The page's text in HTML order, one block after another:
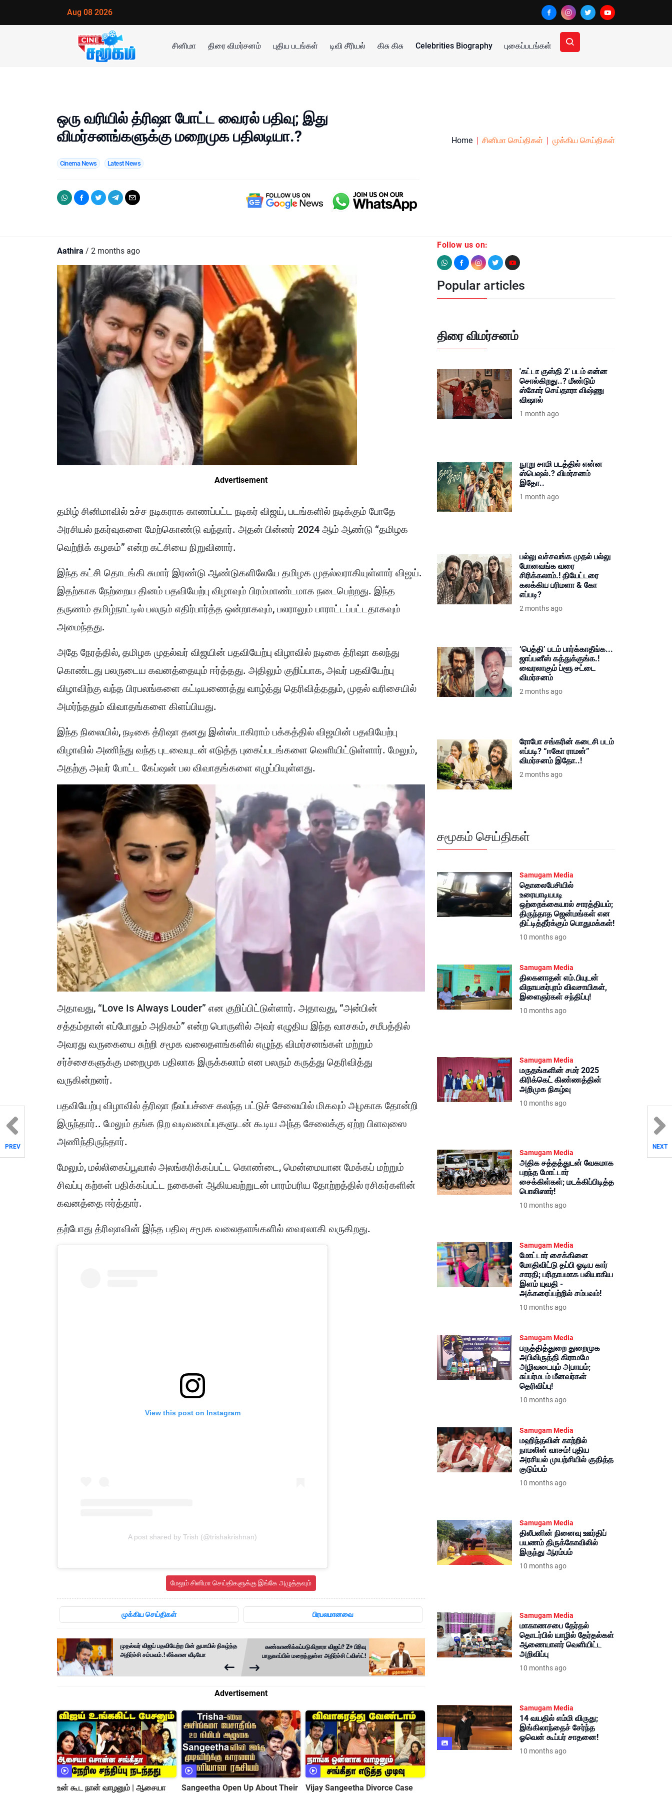
Aug 08 2026
சினிமா திரை விமர்சனம் புதிய படங்கள் டிவி சீரியல் கிசு கிசு Celebrities Biography புகைப்படங்கள்
ஒரு வரியில் த்ரிஷா போட்ட வைரல் பதிவு; இது
விமர்சனங்களுக்கு மறைமுக பதிலடியா.?
Cinema News Latest News
Home சினிமா செய்திகள் முக்கிய செய்திகள்
Aathira / 2 months ago
Advertisement
தமிழ் சினிமாவில் உச்ச நடிகராக காணப்பட்ட நடிகர் விஜய், படங்களில் நடிக்கும் போதே
அரசியல் நகர்வுகளை மேற்கொண்டு வந்தார். அதன் பின்னர் 2024 ஆம் ஆண்டு “தமிழக
வெற்றிக் கழகம்” என்ற கட்சியை நிறுவினார்.
இந்த கட்சி தொடங்கி சுமார் இரண்டு ஆண்டுகளிலேயே தமிழக முதல்வராகியுள்ளார் விஜய்.
இதற்காக நேற்றைய தினம் பதவியேற்பு விழாவும் பிரம்மாண்டமாக நடைபெற்றது. இந்த
தருணம் தமிழ்நாட்டில் பலரும் எதிர்பார்த்த ஒன்றாகவும், பலராலும் பாராட்டப்பட்டதாகவும்
அமைந்தது.
அதே நேரத்தில், தமிழக முதல்வர் விஜயின் பதவியேற்பு விழாவில் நடிகை த்ரிஷா கலந்து
கொண்டது பலருடைய கவனத்தையும் ஈர்த்தது. அதிலும் குறிப்பாக, அவர் பதவியேற்பு
விழாவிற்கு வந்த பிரபலங்களை கட்டியணைத்து வாழ்த்து தெரிவித்ததும், முதல் வரிசையில்
அமர்ந்ததும் விவாதங்களை கிளப்பியது.
இந்த நிலையில், நடிகை த்ரிஷா தனது இன்ஸ்டாகிராம் பக்கத்தில் விஜயின் பதவியேற்பு
விழாவில் அணிந்து வந்த புடவையுடன் எடுத்த புகைப்படங்களை வெளியிட்டுள்ளார். மேலும்,
அதற்கு அவர் போட்ட கேப்ஷன் பல விவாதங்களை எழுப்பியுள்ளது.
அதாவது, “Love Is Always Louder” என குறிப்பிட்டுள்ளார். அதாவது, “அன்பின்
சத்தம்தான் எப்போதும் அதிகம்” என்ற பொருளில் அவர் எழுதிய இந்த வாசகம், சமீபத்தில்
அவரது வருகையை சுற்றி சமூக வலைதளங்களில் எழுந்த விமர்சனங்கள் மற்றும்
சர்ச்சைகளுக்கு மறைமுக பதிலாக இருக்கலாம் என பலரும் கருத்து தெரிவித்து
வருகின்றனர்.
பதவியேற்பு விழாவில் த்ரிஷா நீலப்பச்சை கலந்த பட்டுச் சேலையில் மிகவும் அழகாக தோன்றி
இருந்தார்.. மேலும் தங்க நிற வடிவமைப்புகளுடன் கூடிய அந்த சேலைக்கு ஏற்ற பிளவுஸை
அணிந்திருந்தார்.
மேலும், மல்லிகைப்பூவால் அலங்கரிக்கப்பட்ட கொண்டை, மென்மையான மேக்கப் மற்றும்
சிவப்பு கற்கள் பதிக்கப்பட்ட நகைகள் ஆகியவற்றுடன் பாரம்பரிய தோற்றத்தில் ரசிகர்களின்
கவனத்தை ஈர்த்தார்.
தற்போது த்ரிஷாவின் இந்த பதிவு சமூக வலைதளங்களில் வைரலாகி வருகிறது.
View this post on Instagram
A post shared by Trish (@trishakrishnan)
மேலும் சினிமா செய்திகளுக்கு இங்கே அழுத்தவும்
முக்கிய செய்திகள் பிரபலமானவை
முதல்வர் விஜய் பதவியேற்ற பின் துபாயில் நிகழ்ந்த
அதிர்ச்சி சம்பவம்.! லீக்கான வீடியோ
கண்காணிக்கப்படுகிறாரா விஜய்? Z+ பிரிவு
பாதுகாப்பில் மறைந்துள்ள அதிர்ச்சி ட்விஸ்ட்!
PREV NEXT
Advertisement
உன் கூட நான் வாழனும் | ஆசையா Sangeetha Open Up About Their Vijay Sangeetha Divorce Case
Follow us on:
Popular articles
திரை விமர்சனம்
'கட்டா குஸ்தி 2' படம் என்ன
சொல்கிறது..? மீண்டும்
ஸ்கோர் செய்தாரா விஷ்ணு
விஷால்
1 month ago
நூறு சாமி படத்தில் என்ன
ஸ்பெஷல்.? விமர்சனம்
இதோ..
1 month ago
பல்லு வச்சவங்க முதல் பல்லு
போனவங்க வரை
சிரிக்கலாம்.! தியேட்டரை
கலக்கிய பரிமளா & கோ
எப்படி?
2 months ago
‘பெத்தி’ படம் பார்க்காதீங்க...
ஜாப்பனீஸ் கத்துக்குங்க.!
வைரலாகும் ப்ளூ சட்டை
விமர்சனம்
2 months ago
ரோபோ சங்கரின் கடைசி படம்
எப்படி? “ஈகோ ராமன்”
விமர்சனம் இதோ..!
2 months ago
சமூகம் செய்திகள்
Samugam Media
தொலைபேசியில்
உரையாடியபடி
ஒற்றைக்கையால் சாரத்தியம்;
திருந்தாத ஜென்மங்கள் என
திட்டித்தீர்க்கும் பொதுமக்கள்!
10 months ago
Samugam Media
திலகனாதன் எம்.பியுடன்
விநாயகர்புரம் விவசாயிகள்,
இளைஞர்கள் சந்திப்பு!
10 months ago
Samugam Media
மருதங்களின் சமர் 2025
கிரிக்கெட் கிண்ணத்தின்
அறிமுக நிகழ்வு
10 months ago
Samugam Media
அதிக சத்தத்துடன் வேகமாக
பறந்த மோட்டார்
சைக்கிள்கள்; மடக்கிப்பிடித்த
பொலிஸார்!
10 months ago
Samugam Media
மோட்டார் சைக்கிளை
மோதிவிட்டு தப்பி ஓடிய கார்
சாரதி; பரிதாபமாக பலியாகிய
இளம் யுவதி -
அக்கரைப்பற்றில் சம்பவம்!
10 months ago
Samugam Media
பருத்தித்துறை துறைமுக
அபிவிருத்தி கிராமமே
அழிவடையும் அபாயம்;
சுப்பர்மடம் மீனவர்கள்
தெரிவிப்பு!
10 months ago
Samugam Media
மஹிந்தவின் காற்றில்
நாமலின் வாசம்! புதிய
அரசியல் முயற்சியில் குதித்த
குடும்பம்
10 months ago
Samugam Media
திலீபனின் நினைவு ஊர்திப்
பயணம் திருக்கோவிலில்
இருந்து ஆரம்பம்
10 months ago
Samugam Media
மாகாணசபை தேர்தல்
தொடர்பில் யாழில் தேர்தல்கள்
ஆணையாளர் வெளியிட்ட
அறிவிப்பு
10 months ago
Samugam Media
14 வயதில் எம்மி விருது;
இங்கிலாந்தைச் சேர்ந்த
ஓவென் கூப்பர் சாதனை!
10 months ago